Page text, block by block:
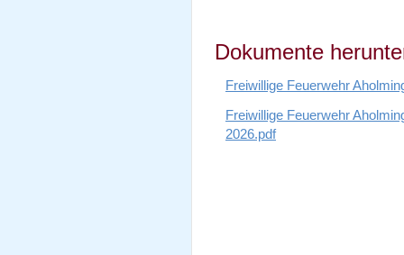
Dokumente
Freiwillige Feuerwehr
Freiwillige Feuerwehr
2026.pdf